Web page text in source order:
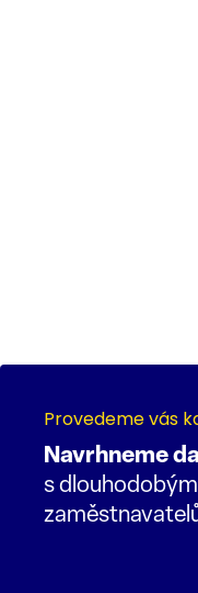
Provedeme vás
Navrhneme
s